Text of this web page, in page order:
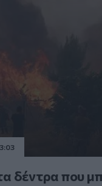
δέντρα που